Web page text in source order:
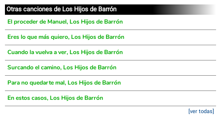
Otras canciones de Los Hijos de Barrón
El proceder de Manuel, Los Hijos de Barrón
Eres lo que más quiero, Los Hijos de Barrón
Cuando la vuelva a ver, Los Hijos de Barrón
Surcando el camino, Los Hijos de Barrón
Para no quedarte mal, Los Hijos de Barrón
En estos casos, Los Hijos de Barrón
[ver todas]